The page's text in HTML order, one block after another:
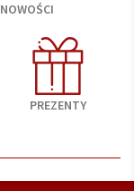
NOWOŚCI
PREZENTY